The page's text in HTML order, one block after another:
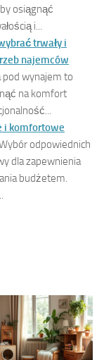
osiągnąć
i...
trwały i
najemców
wynajem to
na komfort
i komfortowe
odpowiednich
dla zapewnienia
budżetem.